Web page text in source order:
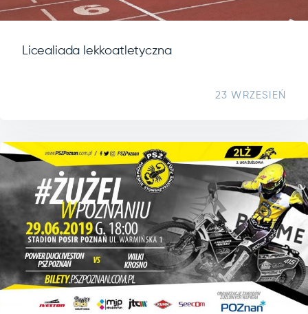
Licealiada lekkoatletyczna
23 WRZESIEŃ